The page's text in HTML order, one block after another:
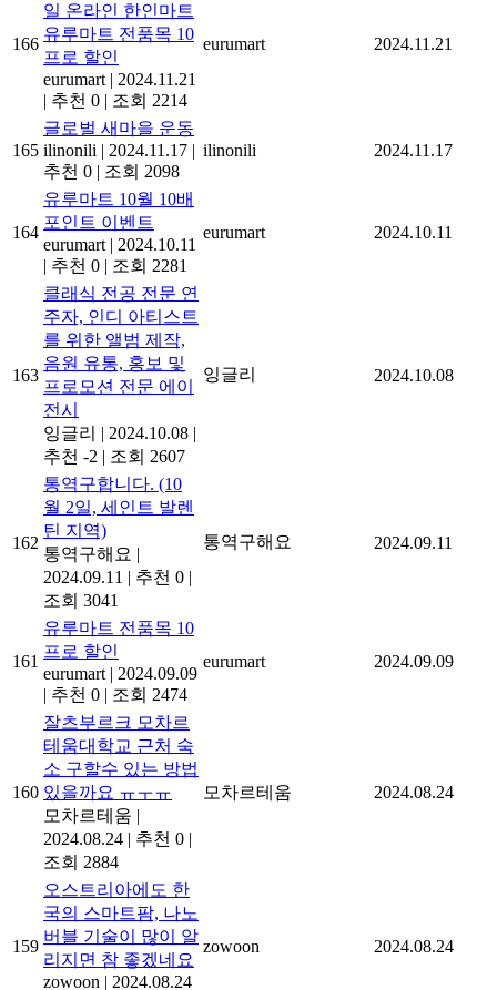
166
일 온라인 한인마트
유루마트 전품목 10
프로 할인
eurumart | 2024.11.21
| 추천 0 | 조회 2214
eurumart 2024.11.21
165
글로벌 새마을 운동
ilinonili | 2024.11.17 |
추천 0 | 조회 2098
ilinonili 2024.11.17
164
유루마트 10월 10배
포인트 이벤트
eurumart | 2024.10.11
| 추천 0 | 조회 2281
eurumart 2024.10.11
163
클래식 전공 전문 연
주자, 인디 아티스트
를 위한 앨범 제작,
음원 유통, 홍보 및
프로모션 전문 에이
전시
잉글리 | 2024.10.08 |
추천 -2 | 조회 2607
잉글리 2024.10.08
162
통역구합니다. (10
월 2일, 세인트 발렌
틴 지역)
통역구해요 |
2024.09.11 | 추천 0 |
조회 3041
통역구해요 2024.09.11
161
유루마트 전품목 10
프로 할인
eurumart | 2024.09.09
| 추천 0 | 조회 2474
eurumart 2024.09.09
160
잘츠부르크 모차르
테움대학교 근처 숙
소 구할수 있는 방법
있을까요 ㅠㅜㅠ
모차르테움 |
2024.08.24 | 추천 0 |
조회 2884
모차르테움 2024.08.24
159
오스트리아에도 한
국의 스마트팜, 나노
버블 기술이 많이 알
리지면 참 좋겠네요
zowoon | 2024.08.24
zowoon 2024.08.24